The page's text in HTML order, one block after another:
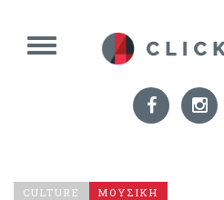
CULTURE ΜΟΥΣΙΚΗ